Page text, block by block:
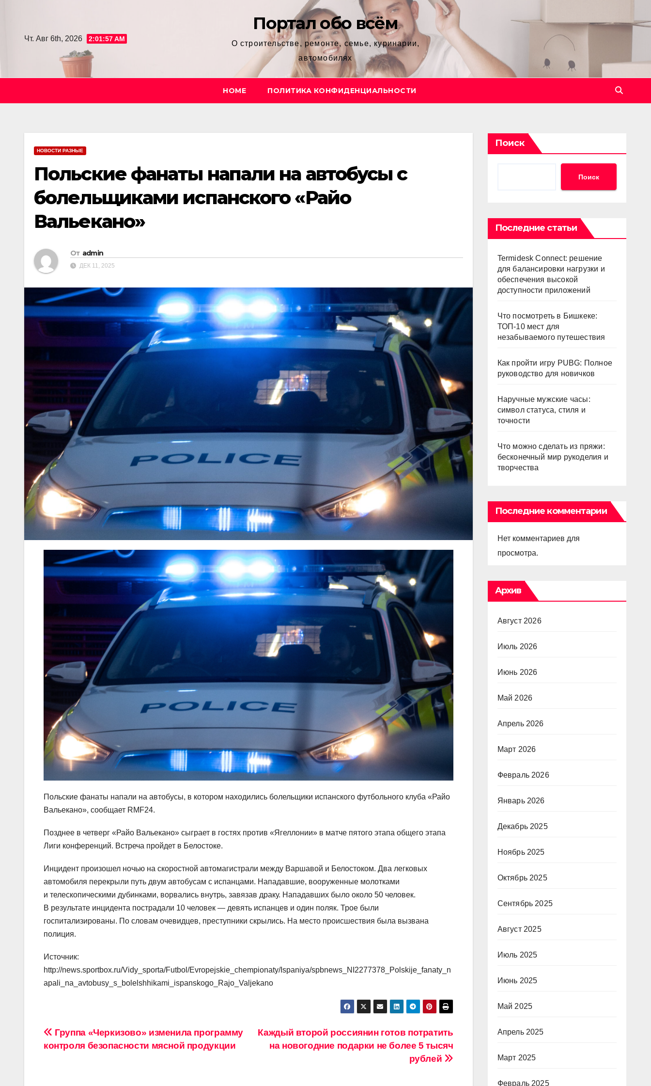
Чт. Авг 6th, 2026 2:01:59 AM
Портал обо всём
О строительстве, ремонте, семье, куринарии,
автомобилях
HOME ПОЛИТИКА КОНФИДЕНЦИАЛЬНОСТИ
НОВОСТИ РАЗНЫЕ
Польские фанаты напали на автобусы с
болельщиками испанского «Райо
Вальекано»
От admin
ДЕК 11, 2025
Польские фанаты напали на автобусы, в котором находились болельщики испанского футбольного клуба «Райо
Вальекано», сообщает RMF24.
Позднее в четверг «Райо Вальекано» сыграет в гостях против «Ягеллонии» в матче пятого этапа общего этапа
Лиги конференций. Встреча пройдет в Белостоке.
Инцидент произошел ночью на скоростной автомагистрали между Варшавой и Белостоком. Два легковых
автомобиля перекрыли путь двум автобусам с испанцами. Нападавшие, вооруженные молотками
и телескопическими дубинками, ворвались внутрь, завязав драку. Нападавших было около 50 человек.
В результате инцидента пострадали 10 человек — девять испанцев и один поляк. Трое были
госпитализированы. По словам очевидцев, преступники скрылись. На место происшествия была вызвана
полиция.
Источник:
http://news.sportbox.ru/Vidy_sporta/Futbol/Evropejskie_chempionaty/Ispaniya/spbnews_NI2277378_Polskije_fanaty_n
apali_na_avtobusy_s_bolelshhikami_ispanskogo_Rajo_Valjekano
Навигация
Каждый второй россиянин готов потратить
на новогодние подарки не более 5 тысяч
рублей
Группа «Черкизово» изменила программу
контроля безопасности мясной продукции
Поиск
Поиск
Последние статьи
Termidesk Connect: решение
для балансировки нагрузки и
обеспечения высокой
доступности приложений
Что посмотреть в Бишкеке:
ТОП-10 мест для
незабываемого путешествия
Как пройти игру PUBG: Полное
руководство для новичков
Наручные мужские часы:
символ статуса, стиля и
точности
Что можно сделать из пряжи:
бесконечный мир рукоделия и
творчества
Последние комментарии
Нет комментариев для
просмотра.
Архив
Август 2026
Июль 2026
Июнь 2026
Май 2026
Апрель 2026
Март 2026
Февраль 2026
Январь 2026
Декабрь 2025
Ноябрь 2025
Октябрь 2025
Сентябрь 2025
Август 2025
Июль 2025
Июнь 2025
Май 2025
Апрель 2025
Март 2025
Февраль 2025